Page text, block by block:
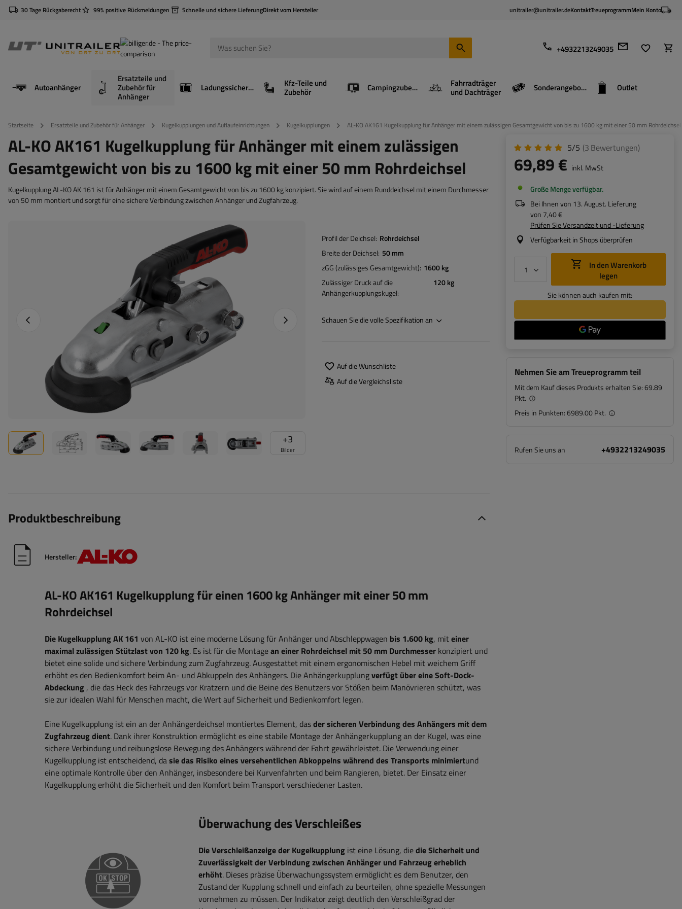
30 Tage Rückgaberecht 99% positive Rückmeldungen Schnelle und sichere LieferungDirekt vom Hersteller unitrailer@unitrailer.deKontaktTreueprogrammMein Konto
+4932213249035
Autoanhänger
Ersatzteile und
Zubehör für
Anhänger
Ladungssicherung Kfz-Teile und
Zubehör Campingzubehör Fahrradträger
und Dachträger Sonderangebote Outlet
Startseite Ersatzteile und Zubehör für Anhänger Kugelkupplungen und Auflaufeinrichtungen Kugelkupplungen AL-KO AK161 Kugelkupplung für Anhänger mit einem zulässigen Gesamtgewicht von bis zu 1600 kg mit einer 50 mm Rohrdeichsel
AL-KO AK161 Kugelkupplung für Anhänger mit einem zulässigen
Gesamtgewicht von bis zu 1600 kg mit einer 50 mm Rohrdeichsel
Kugelkupplung AL-KO AK 161 ist für Anhänger mit einem Gesamtgewicht von bis zu 1600 kg konzipiert. Sie wird auf einem Runddeichsel mit einem Durchmesser
von 50 mm montiert und sorgt für eine sichere Verbindung zwischen Anhänger und Zugfahrzeug.
+3
Bilder
Vorheriges Foto Nächstes Foto
Profil der Deichsel Rohrdeichsel
Breite der Deichsel 50 mm
zGG (zulässiges Gesamtgewicht) 1600 kg
Zulässiger Druck auf die
Anhängerkupplungskugel
120 kg
Schauen Sie die volle Spezifikation an
Auf die Wunschliste
Auf die Vergleichsliste
5/5 (3 Bewertungen)
69,89 € inkl. MwSt
Große Menge verfügbar
Bei Ihnen von 13. August. Lieferung
von 7,40 €
Prüfen Sie Versandzeit und -Lieferung
Verfügbarkeit in Shops überprüfen
legen
Sie können auch kaufen mit:
Nehmen Sie am Treueprogramm teil
Mit dem Kauf dieses Produkts erhalten Sie:69.89
Pkt.
Preis in Punkten:6989.00 Pkt.
Rufen Sie uns an +4932213249035
Produktbeschreibung
Hersteller:
AL-KO AK161 Kugelkupplung für einen 1600 kg Anhänger mit einer 50 mm
Rohrdeichsel
Die Kugelkupplung AK 161 von AL-KO ist eine moderne Lösung für Anhänger und Abschleppwagen bis 1.600 kg, miteiner
maximal zulässigen Stützlast von 120 kg. Es ist für die Montagean einer Rohrdeichsel mit 50 mm Durchmesser konzipiert und
bietet eine solide und sichere Verbindung zum Zugfahrzeug. Ausgestattet mit einem ergonomischen Hebel mit weichem Griff
erhöht es den Bedienkomfort beim An- und Abkuppeln des Anhängers. Die Anhängerkupplungverfügt über eine Soft-Dock-
Abdeckung , die das Heck des Fahrzeugs vor Kratzern und die Beine des Benutzers vor Stößen beim Manövrieren schützt, was
sie zur idealen Wahl für Menschen macht, die Wert auf Sicherheit und Bedienkomfort legen.
Eine Kugelkupplung ist ein an der Anhängerdeichsel montiertes Element, dasder sicheren Verbindung des Anhängers mit dem
Zugfahrzeug dient. Dank ihrer Konstruktion ermöglicht es eine stabile Montage der Anhängerkupplung an der Kugel, was eine
sichere Verbindung und reibungslose Bewegung des Anhängers während der Fahrt gewährleistet. Die Verwendung einer
Kugelkupplung ist entscheidend, dasie das Risiko eines versehentlichen Abkoppelns während des Transports minimiertund
eine optimale Kontrolle über den Anhänger, insbesondere bei Kurvenfahrten und beim Rangieren, bietet. Der Einsatz einer
Kugelkupplung erhöht die Sicherheit und den Komfort beim Transport verschiedener Lasten.
Überwachung des Verschleißes
Die Verschleißanzeige der Kugelkupplungist eine Lösung, diedie Sicherheit und
Zuverlässigkeit der Verbindung zwischen Anhänger und Fahrzeug erheblich
erhöht. Dieses präzise Überwachungssystem ermöglicht es dem Benutzer, den
Zustand der Kupplung schnell und einfach zu beurteilen, ohne spezielle Messungen
vornehmen zu müssen. Der Indikator zeigt deutlich den Verschleißgrad der